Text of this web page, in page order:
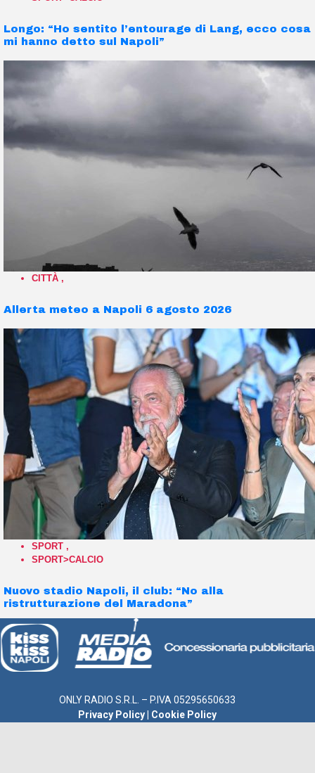
Longo: “Ho sentito l’entourage di Lang, ecco cosa
mi hanno detto sul Napoli”
CITTÀ ,
Allerta meteo a Napoli 6 agosto 2026
SPORT ,
SPORT>CALCIO
Nuovo stadio Napoli, il club: “No alla
ristrutturazione del Maradona”
ONLY RADIO S.R.L. – P.IVA 05295650633
Privacy Policy
Cookie Policy